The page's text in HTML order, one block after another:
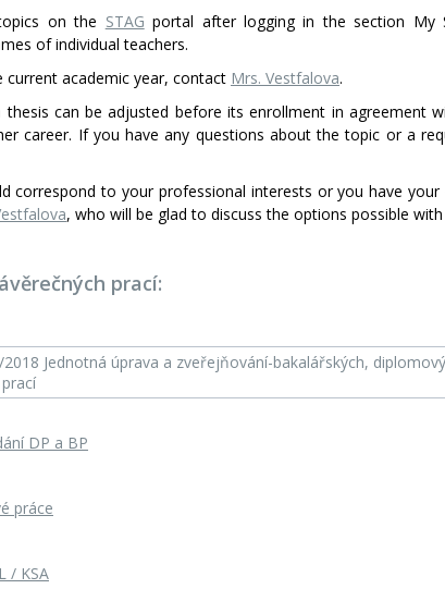
on the STAG portal after logging in the section My
of individual teachers.
academic year, contact Mrs. Vestfalova.
can be adjusted before its enrollment in agreement
career. If you have any questions about the topic or a
correspond to your professional interests or you have
, who will be glad to discuss the options possible with
prací:
Jednotná úprava a zveřejňování-bakalářských,
DP a BP
práce
/ KSA